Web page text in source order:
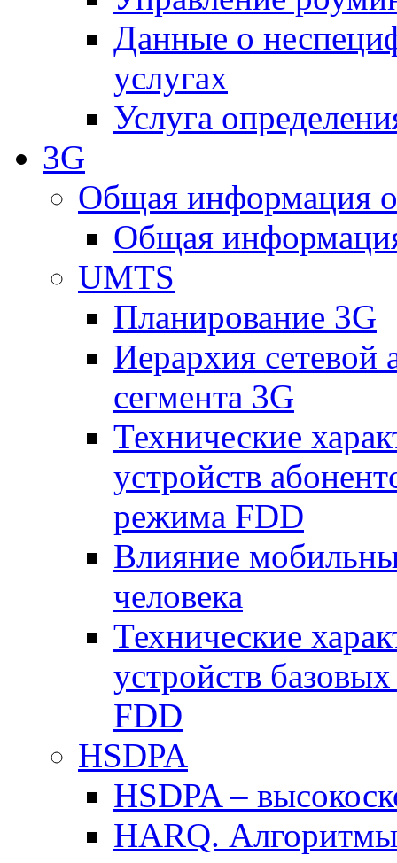
Данные о
услугах
Услуга
3G
Общая информация
Общая
UMTS
Планирование 3G
Иерархия сетевой
сегмента 3G
Технические
устройств
режима FDD
Влияние
человека
Технические
устройств
FDD
HSDPA
HSDPA –
HARQ.